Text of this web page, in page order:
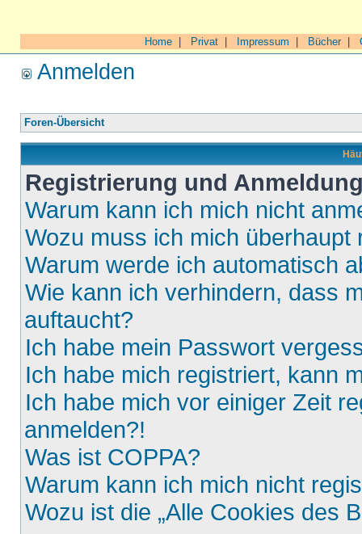
Home Privat Impressum Bücher|
Anmelden
Foren-Übersicht
Registrierung und
Warum kann ich mich nicht
Wozu muss ich mich überhaupt
Warum werde ich automatisch
Wie kann ich verhindern, dass
auftaucht?
Ich habe mein Passwort
Ich habe mich registriert, kann
Ich habe mich vor einiger Zeit
anmelden?!
Was ist COPPA?
Warum kann ich mich nicht
Wozu ist die „Alle Cookies des